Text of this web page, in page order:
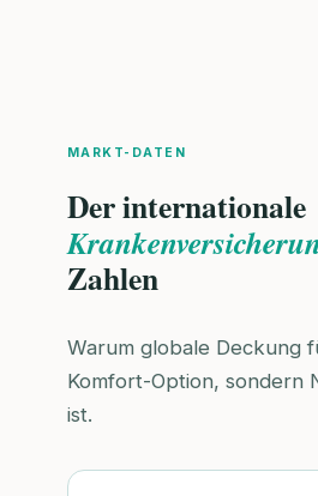
MARKT-DATEN
Der internationale
Zahlen
Warum globale Deckung
Komfort-Option, sondern
ist.